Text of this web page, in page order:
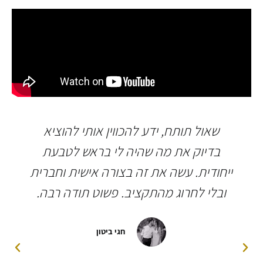
שאול תותח, ידע להכווין אותי להוציא
בדיוק את מה שהיה לי בראש לטבעת
ייחודית. עשה את זה בצורה אישית וחברית
ובלי לחרוג מהתקציב. פשוט תודה רבה.
חגי ביטון